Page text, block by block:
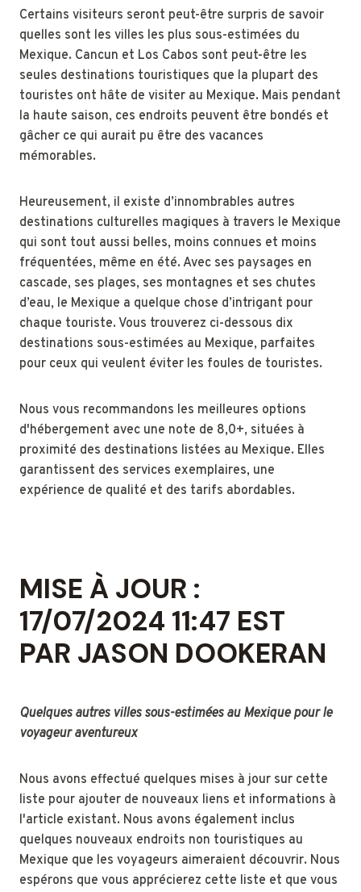
Certains visiteurs seront peut-être surpris de savoir
quelles sont les villes les plus sous-estimées du
Mexique. Cancun et Los Cabos sont peut-être les
seules destinations touristiques que la plupart des
touristes ont hâte de visiter au Mexique. Mais pendant
la haute saison, ces endroits peuvent être bondés et
gâcher ce qui aurait pu être des vacances
mémorables.
Heureusement, il existe d’innombrables autres
destinations culturelles magiques à travers le Mexique
qui sont tout aussi belles, moins connues et moins
fréquentées, même en été. Avec ses paysages en
cascade, ses plages, ses montagnes et ses chutes
d’eau, le Mexique a quelque chose d’intrigant pour
chaque touriste. Vous trouverez ci-dessous dix
destinations sous-estimées au Mexique, parfaites
pour ceux qui veulent éviter les foules de touristes.
Nous vous recommandons les meilleures options
d'hébergement avec une note de 8,0+, situées à
proximité des destinations listées au Mexique. Elles
garantissent des services exemplaires, une
expérience de qualité et des tarifs abordables.
MISE À JOUR :
17/07/2024 11:47 EST
PAR JASON DOOKERAN
Quelques autres villes sous-estimées au Mexique pour le
voyageur aventureux
Nous avons effectué quelques mises à jour sur cette
liste pour ajouter de nouveaux liens et informations à
l'article existant. Nous avons également inclus
quelques nouveaux endroits non touristiques au
Mexique que les voyageurs aimeraient découvrir. Nous
espérons que vous apprécierez cette liste et que vous